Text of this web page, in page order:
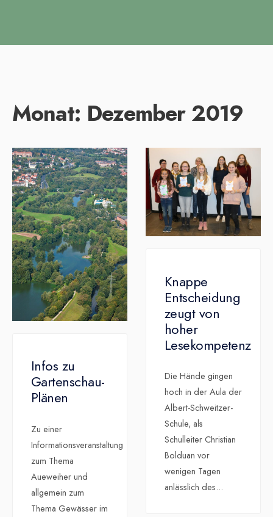
Monat: Dezember 2019
Infos zu
Gartenschau-
Plänen
Zu einer
Informationsveranstaltung
zum Thema
Aueweiher und
allgemein zum
Thema Gewässer im
Knappe
Entscheidung
zeugt von
hoher
Lesekompetenz
Die Hände gingen
hoch in der Aula der
Albert-Schweitzer-
Schule, als
Schulleiter Christian
Bolduan vor
wenigen Tagen
anlässlich des...